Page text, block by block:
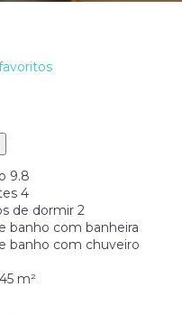
9.8
4
de dormir 2
banho com banheira
banho com chuveiro
m²